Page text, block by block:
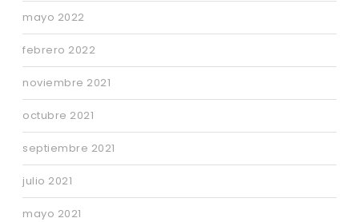
mayo 2022
febrero 2022
noviembre 2021
octubre 2021
septiembre 2021
julio 2021
mayo 2021